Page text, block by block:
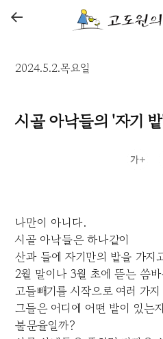
←
2024.5.2.목요일
시골 아낙들의 '자기
나만이 아니다.
시골 아낙들은 하나같이
산과 들에 자기만의 밭을 가지
2월 말이나 3월 초에 뜯는 씀
고들빼기를 시작으로 여러 가
그들은 어디에 어떤 밭이 있는
불문율일까?